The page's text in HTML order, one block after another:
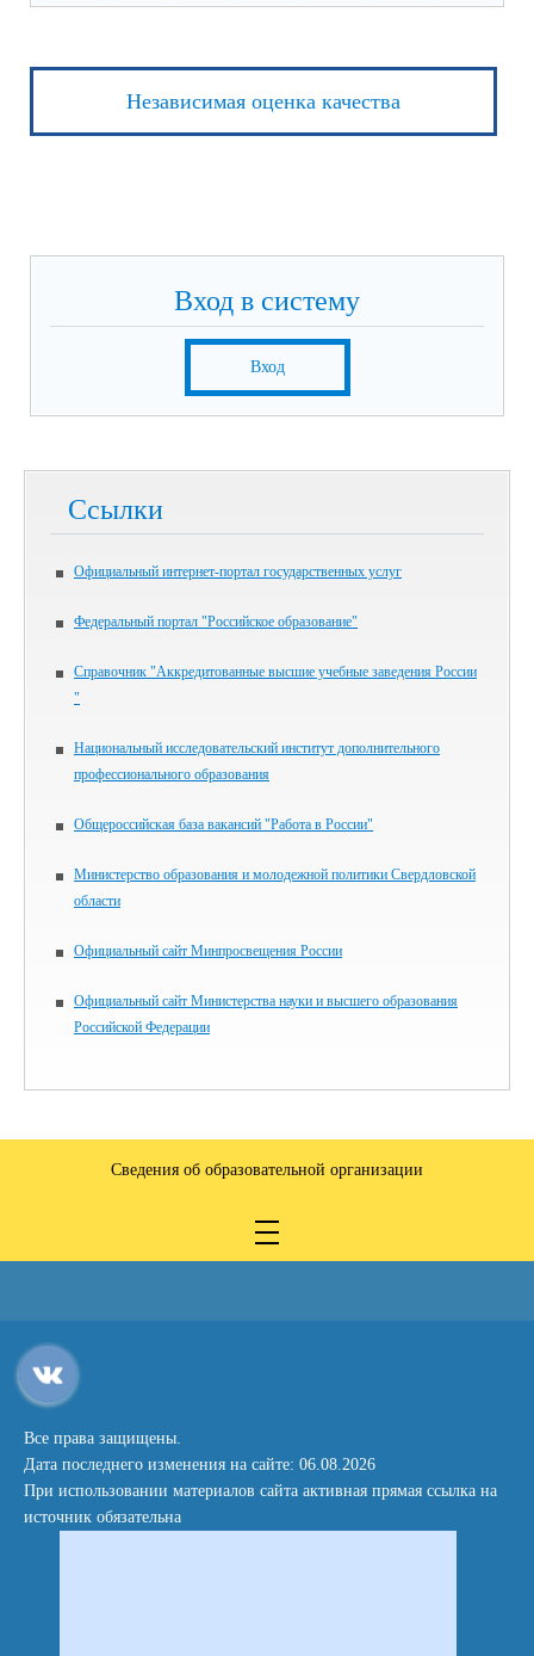
Независимая оценка качества
Вход в систему
Вход
Ссылки
Официальный интернет-портал государственных услуг
Федеральный портал "Российское образование"
Справочник "Аккредитованные высшие учебные заведения России
"
Национальный исследовательский институт дополнительного
профессионального образования
Общероссийская база вакансий "Работа в России"
Министерство образования и молодежной политики Свердловской
области
Официальный сайт Минпросвещения России
Официальный сайт Министерства науки и высшего образования
Российской Федерации
Сведения об образовательной организации
Все права защищены.
Дата последнего изменения на сайте: 06.08.2026
При использовании материалов сайта активная прямая ссылка на
источник обязательна